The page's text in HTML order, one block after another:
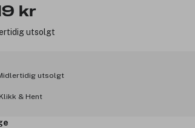
kr
utsolgt
utsolgt
Klikk & Hent